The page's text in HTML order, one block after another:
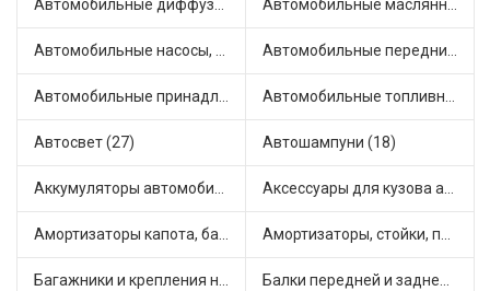
Автомобильные диффузоры и вентиляторы (4) Автомобильные маслянные насосы (7)
Автомобильные насосы, компрессоры и манометры (1) Автомобильные передние фары (10)
Автомобильные принадлежности и аксессуары (4) Автомобильные топливные насосы (17)
Автосвет (27) Автошампуни (18)
Аккумуляторы автомобильные (2) Аксессуары для кузова автомобиля (1)
Амортизаторы капота, багажника (6) Амортизаторы, стойки, подушки стоек (36)
Багажники и крепления на крышу (1) Балки передней и задней подвески (4)